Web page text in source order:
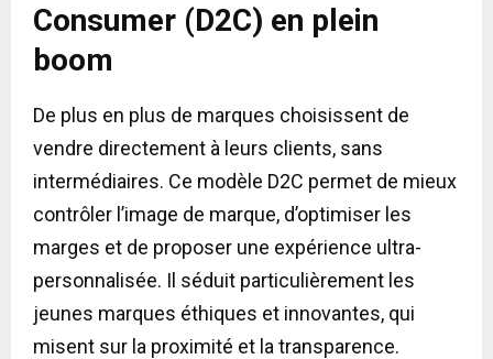
Consumer (D2C) en plein
boom
De plus en plus de marques choisissent de
vendre directement à leurs clients, sans
intermédiaires. Ce modèle D2C permet de mieux
contrôler l’image de marque, d’optimiser les
marges et de proposer une expérience ultra-
personnalisée. Il séduit particulièrement les
jeunes marques éthiques et innovantes, qui
misent sur la proximité et la transparence.